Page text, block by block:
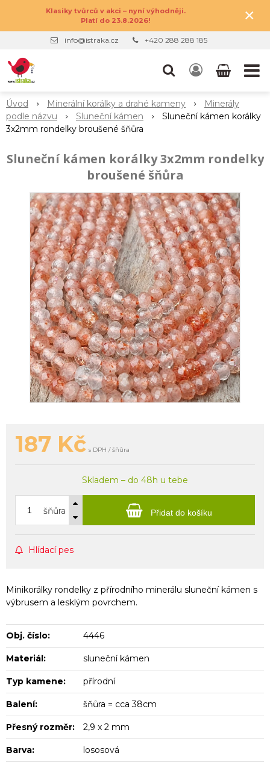
Klasiky tvůrců v akci – nyní výhodněji.
Platí do 23.8.2026!
×
info@istraka.cz +420 288 288 185
Úvod Minerální korálky a drahé kameny
Minerály
podle názvu
Sluneční kámen
Sluneční kámen korálky
3x2mm rondelky broušené šňůra
Sluneční kámen korálky 3x2mm rondelky
broušené šňůra
187 Kč s DPH / šňůra
Skladem – do 48h u tebe
šňůra Přidat do košíku
Hlídací pes
Minikorálky rondelky z přírodního minerálu sluneční kámen s
výbrusem a lesklým povrchem.
Obj. číslo: 4446
Materiál: sluneční kámen
Typ kamene: přírodní
Balení: šňůra = cca 38cm
Přesný rozměr: 2,9 x 2 mm
Barva: lososová